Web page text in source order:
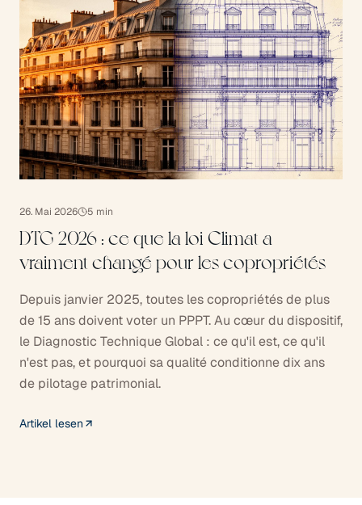
26. Mai 2026 5 min
DTG 2026 : ce que la loi Climat a
vraiment changé pour les copropriétés
Depuis janvier 2025, toutes les copropriétés de plus
de 15 ans doivent voter un PPPT. Au cœur du dispositif,
le Diagnostic Technique Global : ce qu'il est, ce qu'il
n'est pas, et pourquoi sa qualité conditionne dix ans
de pilotage patrimonial.
Artikel lesen